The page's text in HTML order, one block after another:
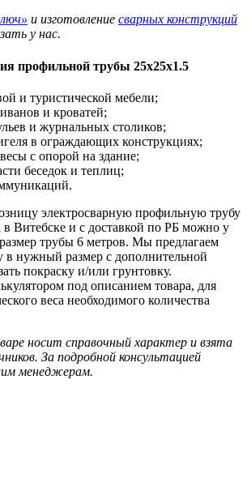
и изготовление сварных конструкций
у нас.
профильной трубы 25х25х1.5
и туристической мебели;
и кроватей;
и журнальных столиков;
в ограждающих конструкциях;
с опорой на здание;
беседок и теплиц;
электросварную профильную трубу
в Витебске и с доставкой по РБ можно у
трубы 6 метров. Мы предлагаем
в нужный размер с дополнительной
покраску и/или грунтовку.
под описанием товара, для
веса необходимого количества
носит справочный характер и взята
За подробной консультацией
менеджерам.